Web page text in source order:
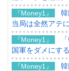
『Money1』
当局は全然アテ
『Money1』
国軍をダメにす
『Money1』